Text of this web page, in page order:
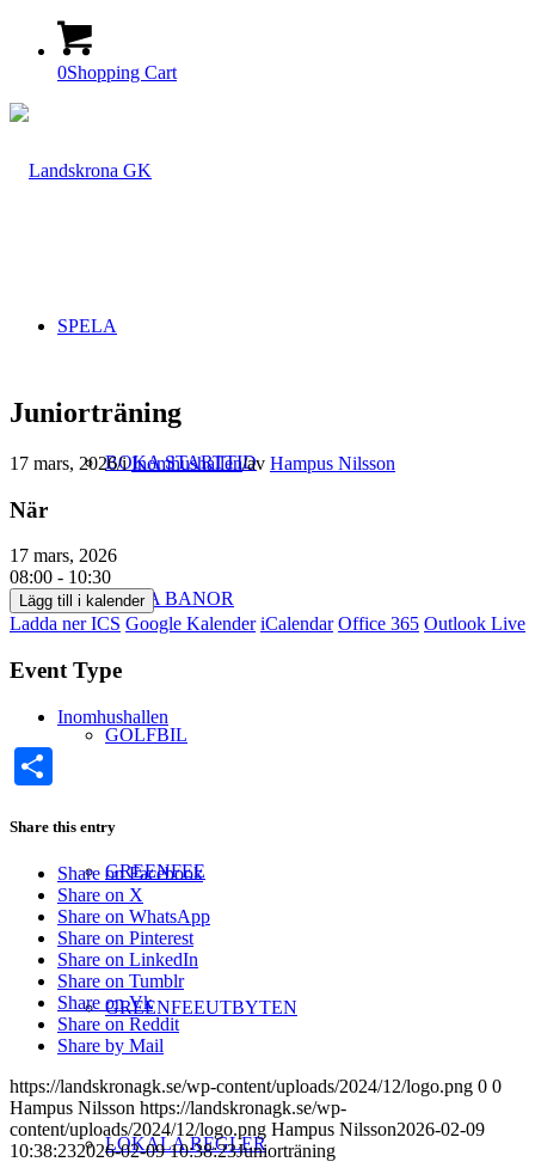
0Shopping Cart
SPELA
BOKA STARTTID
VÅRA BANOR
GOLFBIL
GREENFEE
GREENFEEUTBYTEN
LOKALA REGLER
Juniorträning
17 mars, 2026/iInomhushallen/av Hampus Nilsson
När
17 mars, 2026
08:00 - 10:30
Lägg till i kalender
Ladda ner ICS Google Kalender iCalendar Office 365 Outlook Live
Event Type
Inomhushallen
Share this entry
Share on Facebook
Share on X
Share on WhatsApp
Share on Pinterest
Share on LinkedIn
Share on Tumblr
Share on Vk
Share on Reddit
Share by Mail
https://landskronagk.se/wp-content/uploads/2024/12/logo.png 0 0
Hampus Nilsson https://landskronagk.se/wp-
content/uploads/2024/12/logo.png Hampus Nilsson2026-02-09
10:38:232026-02-09 10:38:23Juniorträning